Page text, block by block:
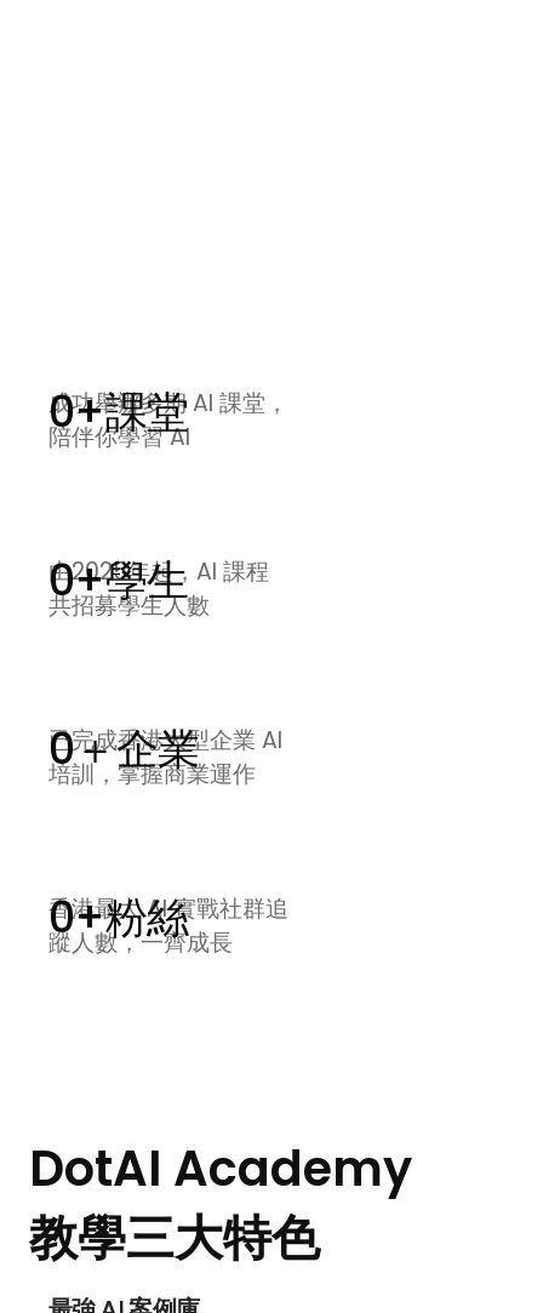
0+課堂
成功舉辦多期 AI 課堂，
陪伴你學習 AI
0+學生
由2025年起，AI 課程
共招募學生人數
0＋企業
已完成香港大型企業 AI
培訓，掌握商業運作
0+粉絲
香港最大 AI 實戰社群追
蹤人數，一齊成長
DotAI Academy
教學三大特色